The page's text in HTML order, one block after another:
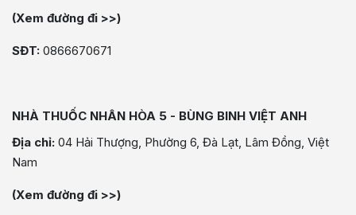
(Xem đường đi >>)
SĐT: 0866670671
NHÀ THUỐC NHÂN HÒA 5 - BÙNG BINH VIỆT ANH
Địa chỉ: 04 Hải Thượng, Phường 6, Đà Lạt, Lâm Đồng, Việt
Nam
(Xem đường đi >>)